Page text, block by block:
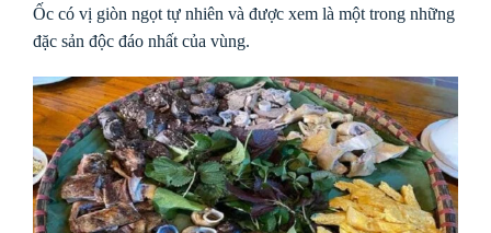
Ốc có vị giòn ngọt tự nhiên và được xem là một trong những
đặc sản độc đáo nhất của vùng.